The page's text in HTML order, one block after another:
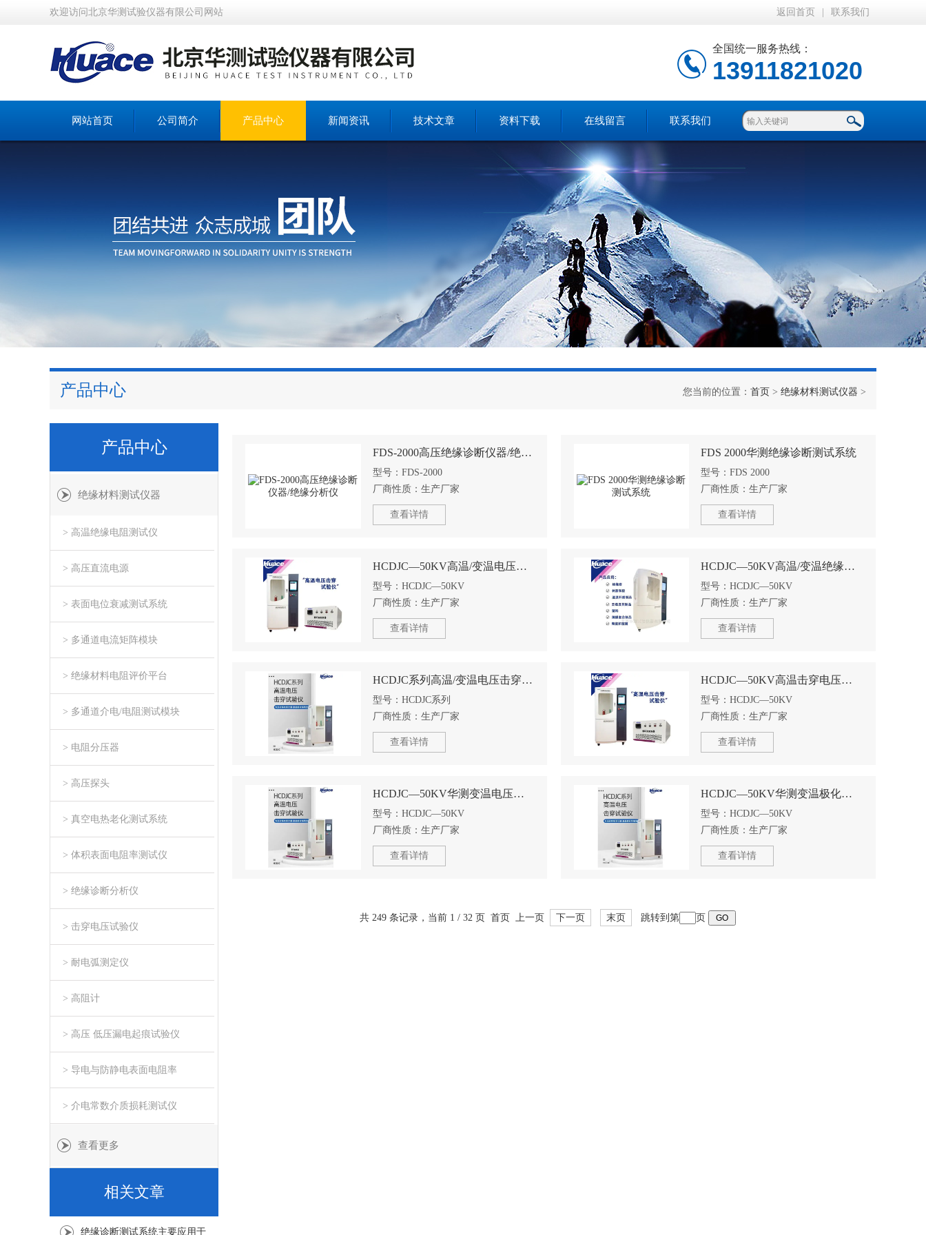
欢迎访问北京华测试验仪器有限公司网站 返回首页 联系我们
全国统一服务热线：
13911821020
网站首页 公司简介 产品中心 新闻资讯 技术文章 资料下载 在线留言 联系我们
产品中心 您当前的位置： 首页 > 绝缘材料测试仪器 >
产品中心
绝缘材料测试仪器
> 高温绝缘电阻测试仪
> 高压直流电源
> 表面电位衰减测试系统
> 多通道电流矩阵模块
> 绝缘材料电阻评价平台
> 多通道介电/电阻测试模块
> 电阻分压器
> 高压探头
> 真空电热老化测试系统
> 体积表面电阻率测试仪
> 绝缘诊断分析仪
> 击穿电压试验仪
> 耐电弧测定仪
> 高阻计
> 高压 低压漏电起痕试验仪
> 导电与防静电表面电阻率
> 介电常数介质损耗测试仪
查看更多
相关文章
绝缘诊断测试系统主要应用于
FDS-2000高压绝缘诊断仪器/绝缘分析仪
型号： FDS-2000
厂商性质： 生产厂家
查看详情
FDS 2000华测绝缘诊断测试系统
型号：FDS 2000
厂商性质：生产厂家
查看详情
HCDJC—50KV高温/变温电压击穿试验机
型号： HCDJC—50KV
厂商性质： 生产厂家
查看详情
HCDJC—50KV高温/变温绝缘材料电压击穿试验仪
型号：HCDJC—50KV
厂商性质：生产厂家
查看详情
HCDJC系列高温/变温电压击穿试验仪搭载变温油浴槽
型号： HCDJC系列
厂商性质： 生产厂家
查看详情
HCDJC—50KV高温击穿电压试验仪/搭载变温油浴槽
型号：HCDJC—50KV
厂商性质：生产厂家
查看详情
HCDJC—50KV华测变温电压击穿强度试验仪搭载变温油浴槽
型号： HCDJC—50KV
厂商性质： 生产厂家
查看详情
HCDJC—50KV华测变温极化耐击穿试验机搭载变温油浴槽
型号：HCDJC—50KV
厂商性质：生产厂家
查看详情
共 249 条记录，当前 1 / 32 页 首页 上一页 下一页 末页 跳转到第 页